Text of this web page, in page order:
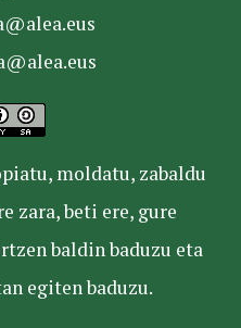
moldatu, zabaldu
zara, beti ere, gure
baldin baduzu eta
egiten baduzu.